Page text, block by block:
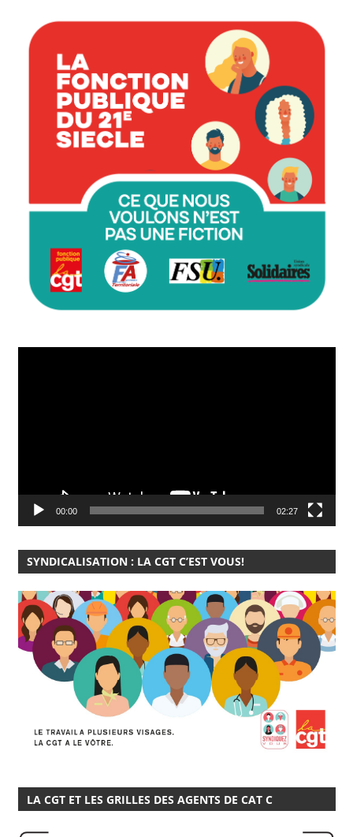
00:00 02:27
SYNDICALISATION : LA CGT C’EST VOUS!
LA CGT ET LES GRILLES DES AGENTS DE CAT C